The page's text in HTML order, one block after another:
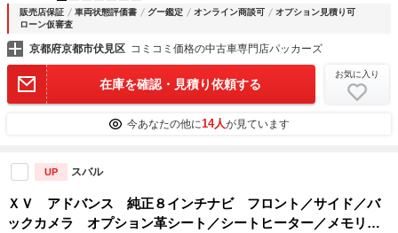
販売店保証 車両状態評価書 グー鑑定 オンライン商談可
オプション見積り可
ローン仮審査
京都府京都市伏見区 コミコミ価格の中古車専門店パッカーズ
在庫を確認・見積り依頼する
お気に入り
今あなたの他に14人が見ています
UP スバル
ＸＶ アドバンス 純正８インチナビ フロント／サイド／バ
ックカメラ オプション革シート／シートヒーター／メモリー